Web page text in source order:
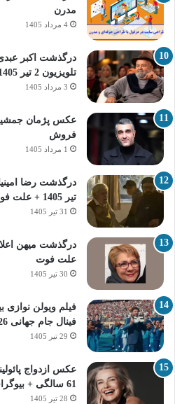
مدرن
4 مرداد 1405
درگذشت اکبر
تلویزیون 2 تیر 1405 + علت فوت
3 مرداد 1405
عکس پژمان
فروش
1 مرداد 1405
تیر 1405 + علت فوت
31 تیر 1405
درگذشت میهن
علت فوت
30 تیر 1405
فیلم ویولن
فینال جام جهانی 2026
29 تیر 1405
عکس ازدواج
61 سالگی + بیوگرافی
28 تیر 1405